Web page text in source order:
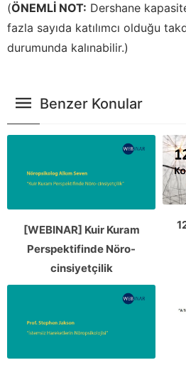
(ÖNEMLİ NOT: Dershane
fazla sayıda katılımcı olduğu
durumunda kalınabilir.)
Benzer Konular
[WEBINAR] Kuir Kuram
Perspektifinde Nöro-
cinsiyetçilik